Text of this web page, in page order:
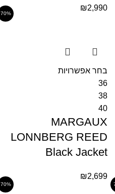
₪2,990
בחר אפשרויות
36
38
40
MARGAUX
LONNBERG REED
Black Jacket
₪2,699
70%
70%